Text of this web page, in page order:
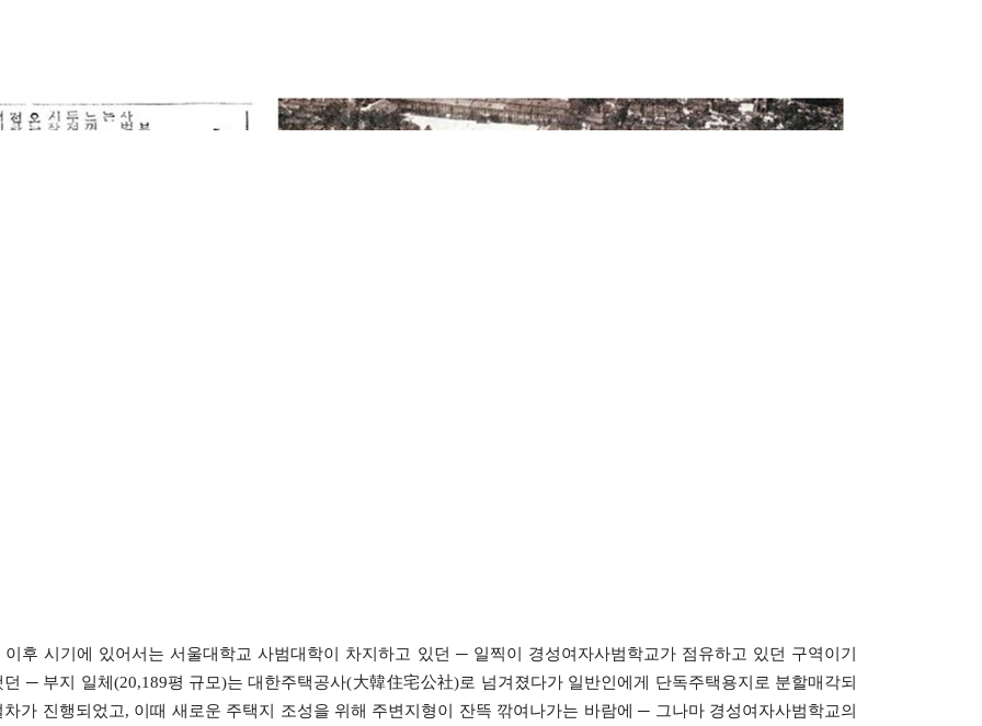
이후 시기에 있어서는 서울대학교 사범대학이 차지하고 있던 ─ 일찍이 경성여자사범학교가 점유하고 있던 구역이기
던 ─ 부지 일체(20,189평 규모)는 대한주택공사(大韓住宅公社)로 넘겨졌다가 일반인에게 단독주택용지로 분할매각되
차가 진행되었고, 이때 새로운 주택지 조성을 위해 주변지형이 잔뜩 깎여나가는 바람에 ─ 그나마 경성여자사범학교의